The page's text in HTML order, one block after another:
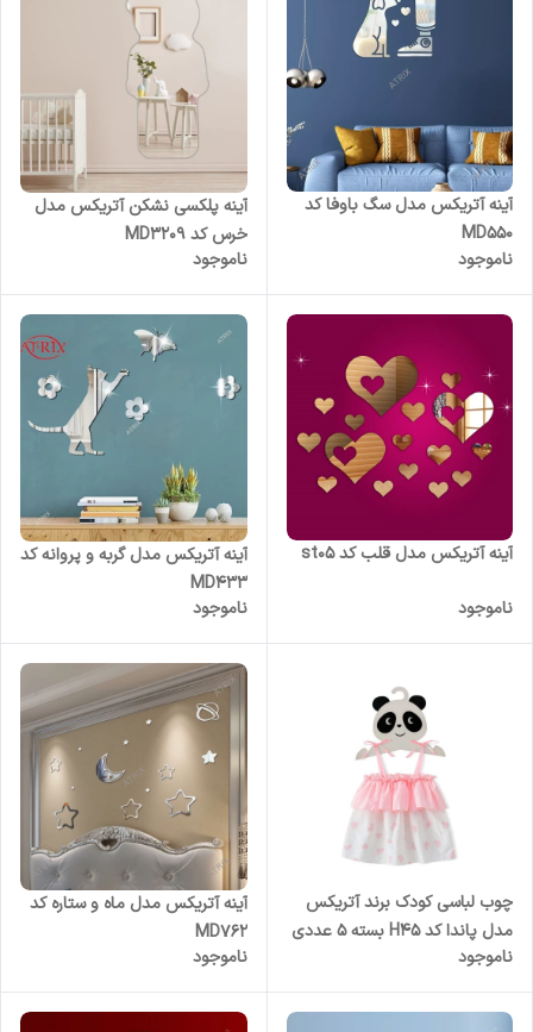
آینه آتریکس مدل سگ باوفا کد
MD550
ناموجود
آینه پلکسی نشکن آتریکس مدل
خرس کد MD3209
ناموجود
آینه آتریکس مدل قلب کد st05
ناموجود
آینه آتریکس مدل گربه و پروانه کد
MD433
ناموجود
چوب لباسی کودک برند آتریکس
مدل پاندا کد H45 بسته 5 عددی
ناموجود
آینه آتریکس مدل ماه و ستاره کد
MD762
ناموجود